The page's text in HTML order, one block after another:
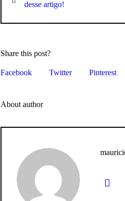
desse artigo!
Share this post?
Facebook Twitter Pinterest
About author